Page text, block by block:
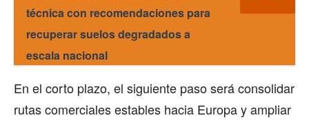
técnica con recomendaciones para
recuperar suelos degradados a
escala nacional
En el corto plazo, el siguiente paso será consolidar
rutas comerciales estables hacia Europa y ampliar